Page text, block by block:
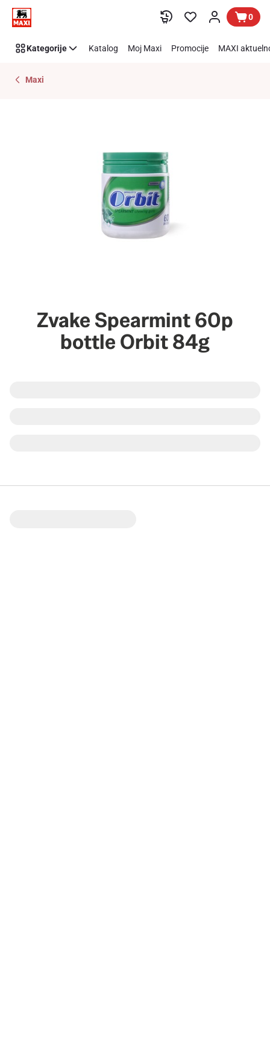
Preskoči link 0
Kategorije Katalog Moj Maxi Promocije MAXI
Maxi
Zvake Spearmint 60p
bottle Orbit 84g